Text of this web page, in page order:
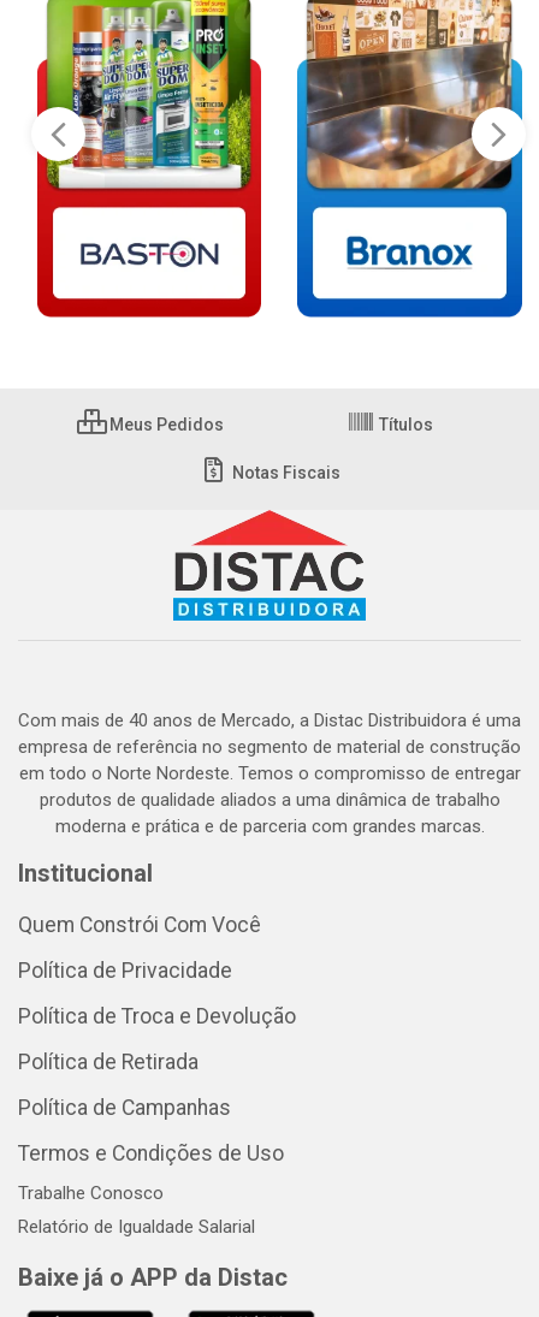
Meus Pedidos Títulos
Notas Fiscais
Com mais de 40 anos de Mercado, a Distac Distribuidora é uma
empresa de referência no segmento de material de construção
em todo o Norte Nordeste. Temos o compromisso de entregar
produtos de qualidade aliados a uma dinâmica de trabalho
moderna e prática e de parceria com grandes marcas.
Institucional
Quem Constrói Com Você
Política de Privacidade
Política de Troca e Devolução
Política de Retirada
Política de Campanhas
Termos e Condições de Uso
Trabalhe Conosco
Relatório de Igualdade Salarial
Baixe já o APP da Distac